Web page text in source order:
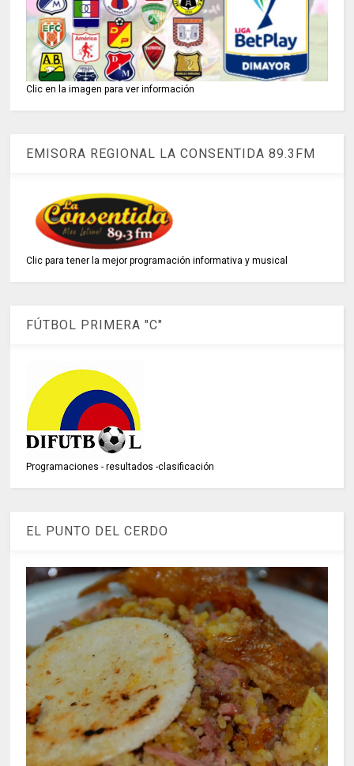
Clic en la imagen para ver información
EMISORA REGIONAL LA CONSENTIDA 89.3FM
Clic para tener la mejor programación informativa y musical
FÚTBOL PRIMERA "C"
Programaciones - resultados -clasificación
EL PUNTO DEL CERDO